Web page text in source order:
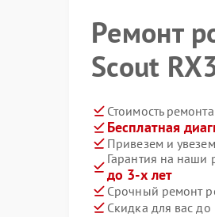
Ремонт
Scout
Стоимость ремонта
Бесплатная
Привезем и
Гарантия на наши
до 3-х лет
Срочный ремонт
Скидка для вас до